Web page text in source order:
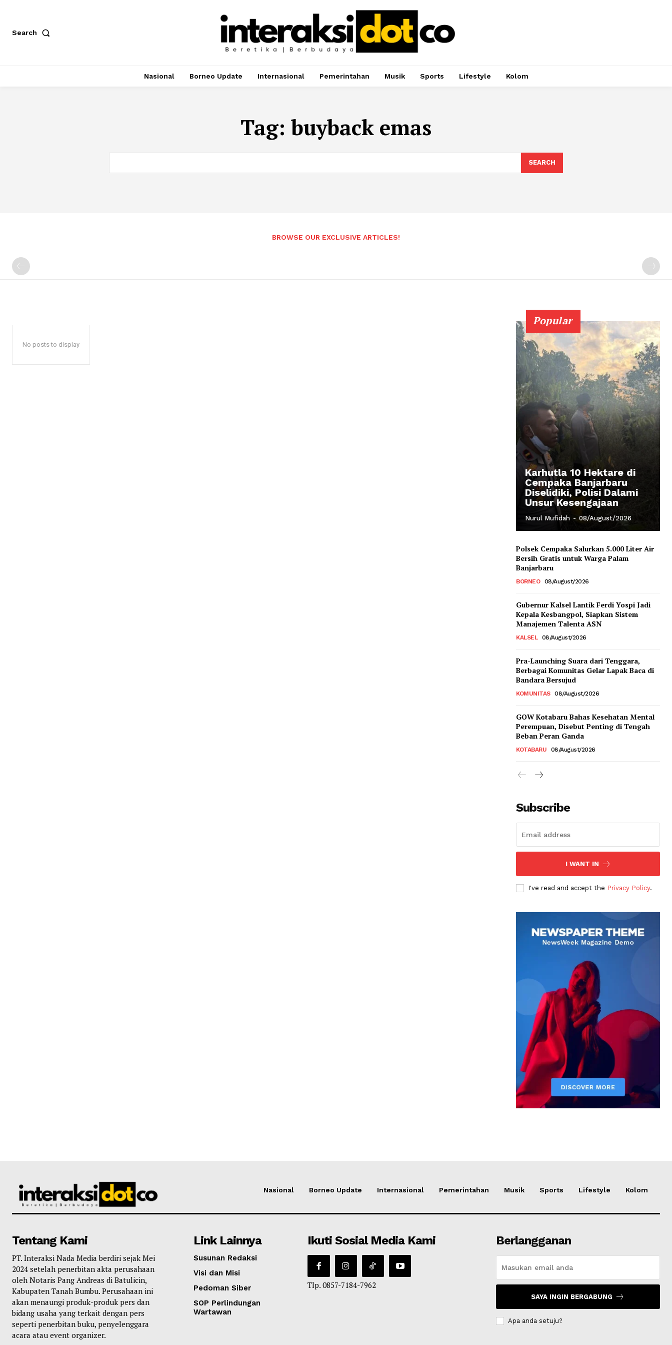
Search
Nasional Borneo Update Internasional Pemerintahan Musik Sports Lifestyle Kolom
Tag: buyback emas
SEARCH
BROWSE OUR EXCLUSIVE ARTICLES!
No posts to display
Popular
Karhutla 10 Hektare di
Cempaka Banjarbaru
Diselidiki, Polisi Dalami
Unsur Kesengajaan
Nurul Mufidah - 08/August/2026
Polsek Cempaka Salurkan 5.000 Liter Air
Bersih Gratis untuk Warga Palam
Banjarbaru
BORNEO 08/August/2026
Gubernur Kalsel Lantik Ferdi Yospi Jadi
Kepala Kesbangpol, Siapkan Sistem
Manajemen Talenta ASN
KALSEL 08/August/2026
Pra-Launching Suara dari Tenggara,
Berbagai Komunitas Gelar Lapak Baca di
Bandara Bersujud
KOMUNITAS 08/August/2026
GOW Kotabaru Bahas Kesehatan Mental
Perempuan, Disebut Penting di Tengah
Beban Peran Ganda
KOTABARU 08/August/2026
Subscribe
I WANT IN
I've read and accept the Privacy Policy.
Nasional Borneo Update Internasional Pemerintahan Musik Sports Lifestyle Kolom
Tentang Kami
PT. Interaksi Nada Media berdiri sejak Mei
2024 setelah penerbitan akta perusahaan
oleh Notaris Pang Andreas di Batulicin,
Kabupaten Tanah Bumbu. Perusahaan ini
akan menaungi produk-produk pers dan
bidang usaha yang terkait dengan pers
seperti penerbitan buku, penyelenggara
acara atau event organizer.
Link Lainnya
Susunan Redaksi
Visi dan Misi
Pedoman Siber
SOP Perlindungan
Wartawan
Ikuti Sosial Media Kami
Tlp. 0857-7184-7962
Berlangganan
SAYA INGIN BERGABUNG
Apa anda setuju?